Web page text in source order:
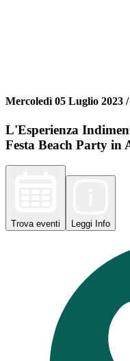
Mercoledì 05 Luglio 2023 /
L'Esperienza
Festa Beach Party in
Trova eventi Leggi Info